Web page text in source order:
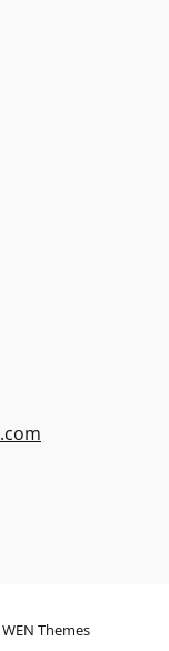
WEN Themes